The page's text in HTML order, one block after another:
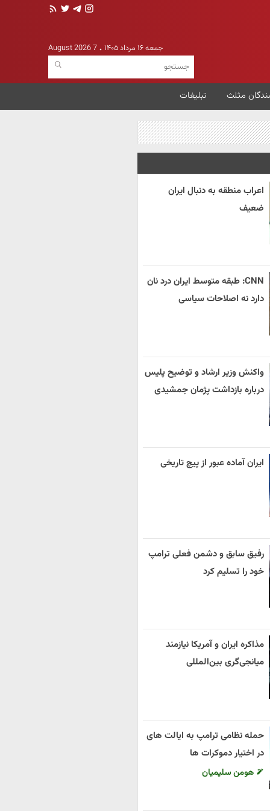
جمعه ۱۶ مرداد ۱۴۰۵ 7 August 2026
مثلث تبلیغات
اعراب منطقه به دنبال ایران
ضعیف
CNN: طبقه متوسط ایران درد نان
دارد نه اصلاحات سیاسی
واکنش وزیر ارشاد و توضیح پلیس
درباره بازداشت پژمان جمشیدی
ایران آماده عبور از پیچ تاریخی
رفیق سابق و دشمن فعلی ترامپ
خود را تسلیم کرد
مذاکره ایران و آمریکا نیازمند
میانجی‌گری بین‌المللی
حمله نظامی ترامپ به ایالت های
در اختیار دموکرات ها
هومن سلیمیان